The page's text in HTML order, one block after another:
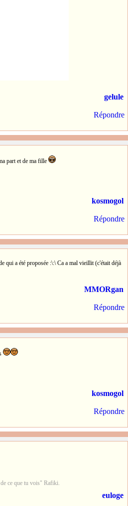
gelule
Répondre
part et de ma fille
kosmogol
Répondre
qui a été proposée :\:\ Ca a mal vieillit (c'était déjà
MMORgan
Répondre
kosmogol
Répondre
ce que tu vois" Rafiki.
euloge